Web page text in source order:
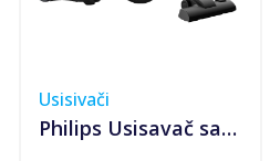
Usisivači
Philips Usisavač sa